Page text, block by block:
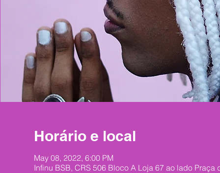
Horário e local
May 08, 2022, 6:00 PM
Infinu BSB, CRS 506 Bloco A Loja 67 ao lado